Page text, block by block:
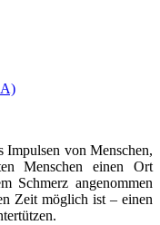
Impulsen von Menschen,
Menschen einen Ort
Schmerz angenommen
Zeit möglich ist – einen